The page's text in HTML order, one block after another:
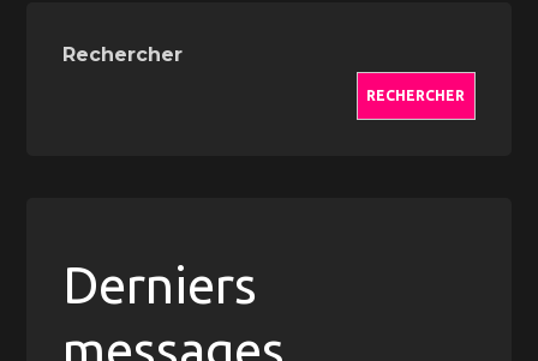
Rechercher
RECHERCHER
Derniers
messages